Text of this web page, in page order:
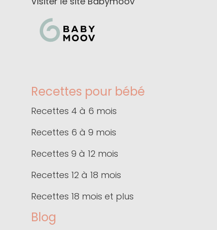
Recettes pour bébé
Recettes 4 à 6 mois
Recettes 6 à 9 mois
Recettes 9 à 12 mois
Recettes 12 à 18 mois
Recettes 18 mois et plus
Blog